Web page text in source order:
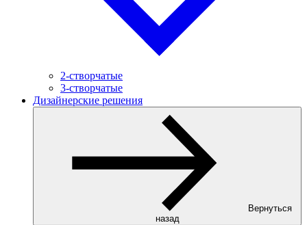
2-створчатые
3-створчатые
Дизайнерские решения
Вернуться
назад